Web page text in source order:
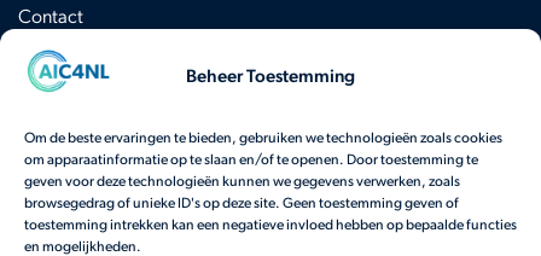
Beheer Toestemming
Om de beste ervaringen te bieden, gebruiken we technologieën zoals cookies
om apparaatinformatie op te slaan en/of te openen. Door toestemming te
geven voor deze technologieën kunnen we gegevens verwerken, zoals
browsegedrag of unieke ID's op deze site. Geen toestemming geven of
toestemming intrekken kan een negatieve invloed hebben op bepaalde functies
en mogelijkheden.
Contact
Schrijf je in voor de nieuwsbrief
Heb je een vraag? Neemhiercontact op.
Bekijk onze veelgestelde vragen